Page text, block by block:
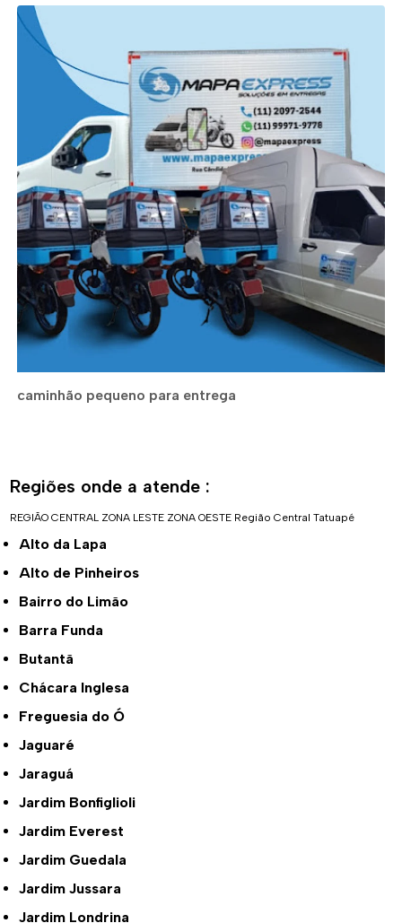
caminhão pequeno para entrega
Regiões onde a atende :
REGIÃO CENTRAL ZONA LESTE ZONA OESTE Região Central Tatuapé
Alto da Lapa
Alto de Pinheiros
Bairro do Limão
Barra Funda
Butantã
Chácara Inglesa
Freguesia do Ó
Jaguaré
Jaraguá
Jardim Bonfiglioli
Jardim Everest
Jardim Guedala
Jardim Jussara
Jardim Londrina